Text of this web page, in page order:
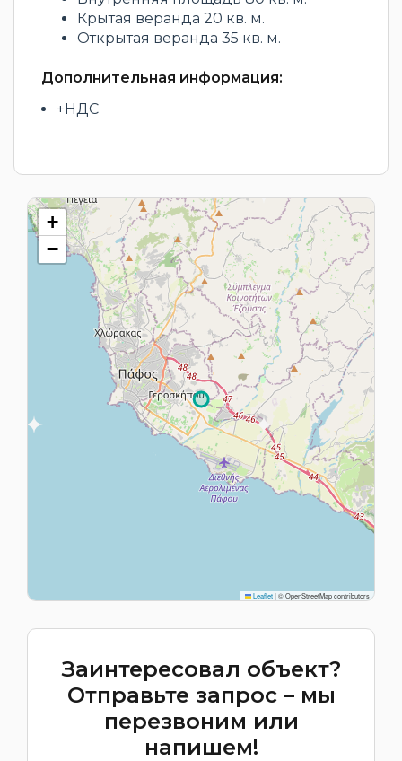
Крытая веранда 20 кв. м.
Открытая веранда 35 кв. м.
Дополнительная информация:
+НДС
+
−
Leaflet|© OpenStreetMap contributors
Заинтересовал объект?
Отправьте запрос – мы
перезвоним или
напишем!